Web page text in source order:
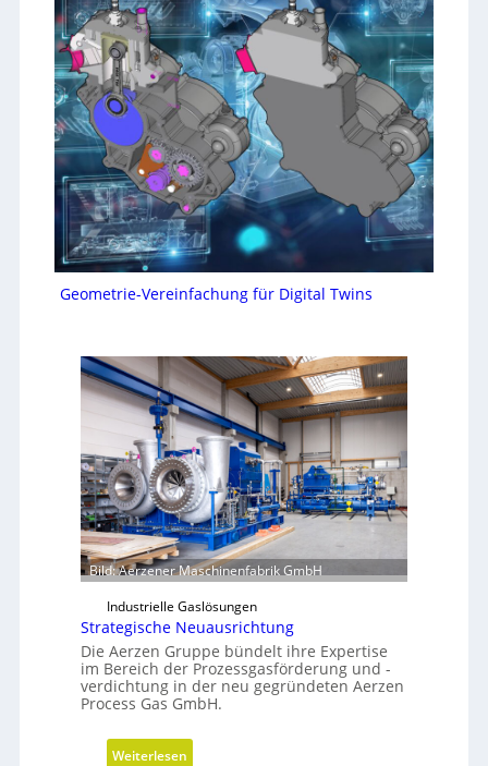
Geometrie-Vereinfachung für Digital Twins
Bild: Aerzener Maschinenfabrik GmbH
Industrielle Gaslösungen
Strategische Neuausrichtung
Die Aerzen Gruppe bündelt ihre Expertise
im Bereich der Prozessgasförderung und -
verdichtung in der neu gegründeten Aerzen
Process Gas GmbH.
Weiterlesen: